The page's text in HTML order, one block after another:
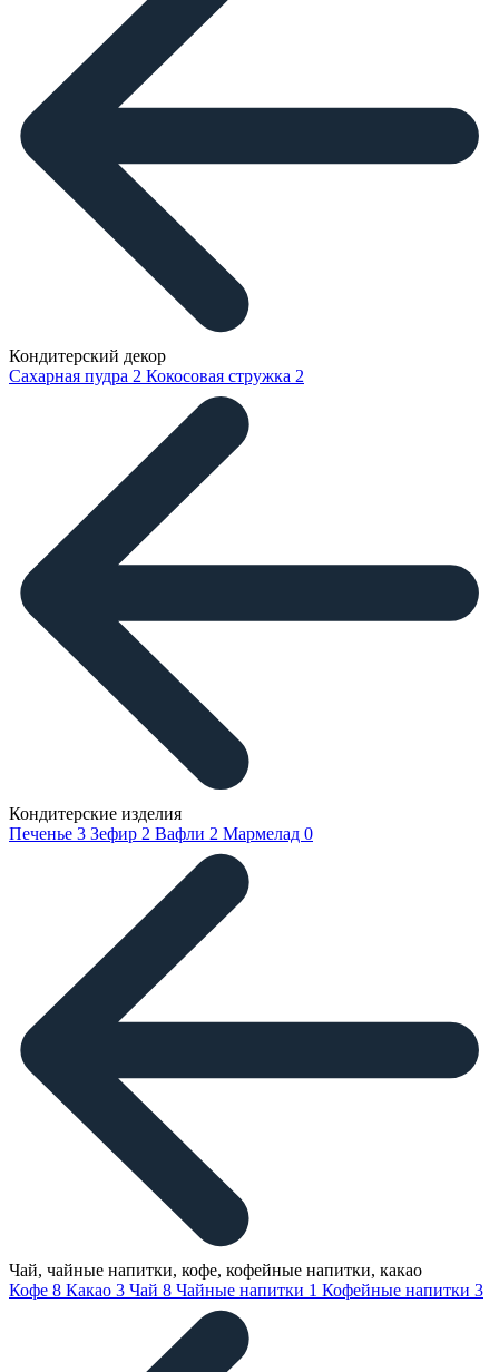
Кондитерский декор
Сахарная пудра 2 Кокосовая стружка 2
Кондитерские изделия
Печенье 3 Зефир 2 Вафли 2 Мармелад 0
Чай, чайные напитки, кофе, кофейные напитки, какао
Кофе 8 Какао 3 Чай 8 Чайные напитки 1 Кофейные напитки 3